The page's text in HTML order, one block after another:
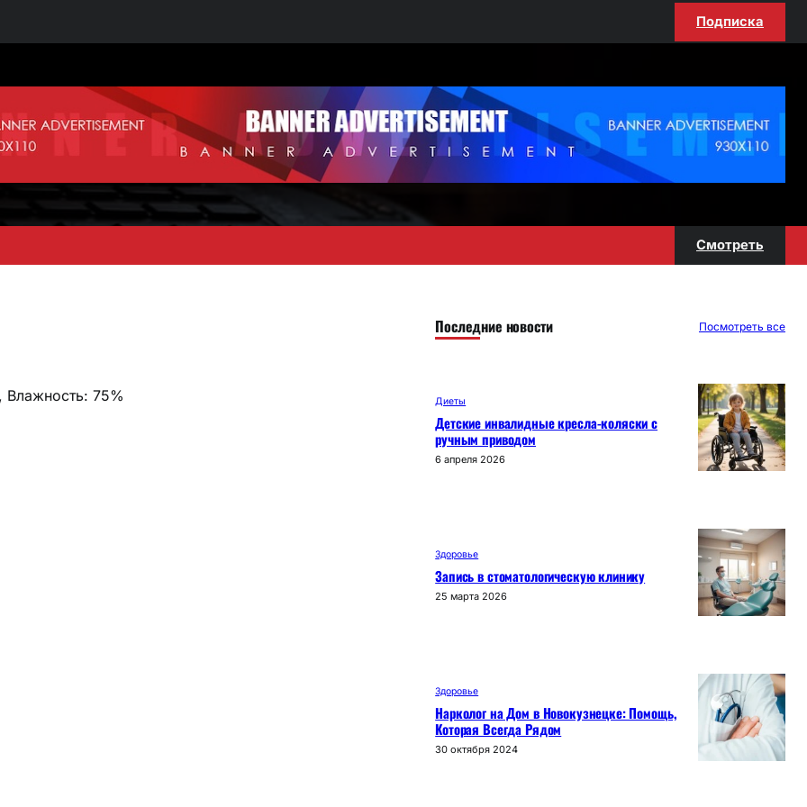
Подписка
Смотреть
Влажность: 75%
Последние новости Посмотреть все
Диеты
Детские инвалидные кресла-коляски с
ручным приводом
6 апреля 2026
Здоровье
Запись в стоматологическую клинику
25 марта 2026
Здоровье
Нарколог на Дом в Новокузнецке: Помощь,
Которая Всегда Рядом
30 октября 2024